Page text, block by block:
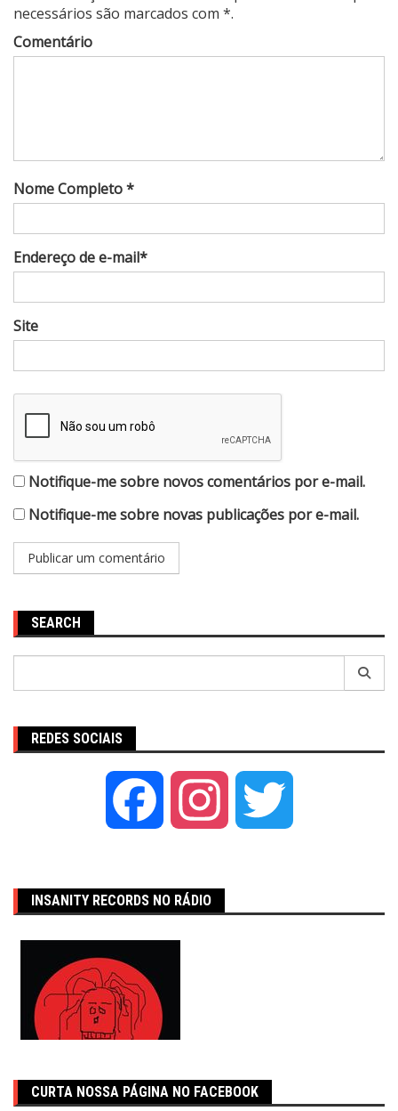
necessários são marcados com *.
Comentário
Nome Completo *
Endereço de e-mail*
Site
Notifique-me sobre novos comentários por e-mail.
Notifique-me sobre novas publicações por e-mail.
SEARCH
REDES SOCIAIS
Facebook Instagram
INSANITY RECORDS NO RÁDIO
CURTA NOSSA PÁGINA NO FACEBOOK